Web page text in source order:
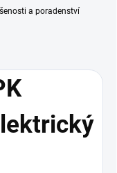
a poradenství